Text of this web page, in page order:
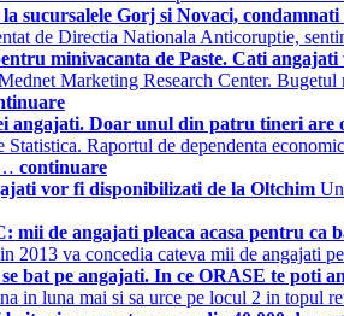
sucursalele Gorj si Novaci,
de Directia Nationala Anticoruptie,
minivacanta de Paste. Cati
Marketing Research Center.
angajati. Doar unul din patru tineri are
Raportul de dependenta
continuare
vor fi disponibilizati de la Oltchim
mii de angajati pleaca acasa pentru ca
2013 va concedia cateva mii de angajati
bat pe angajati. In ce ORASE te poti
in luna mai si sa urce pe locul 2 in